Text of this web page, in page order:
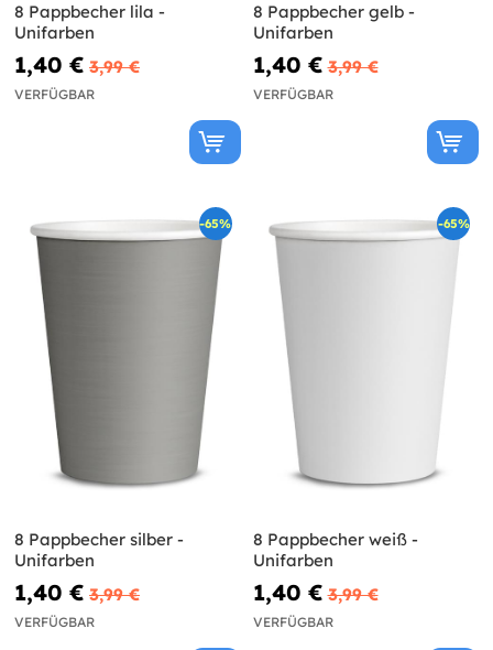
8 Pappbecher lila -
Unifarben
1,40 € 3,99 €
VERFÜGBAR
8 Pappbecher gelb -
Unifarben
1,40 € 3,99 €
VERFÜGBAR
-65%
8 Pappbecher silber -
Unifarben
1,40 € 3,99 €
VERFÜGBAR
-65%
8 Pappbecher weiß -
Unifarben
1,40 € 3,99 €
VERFÜGBAR